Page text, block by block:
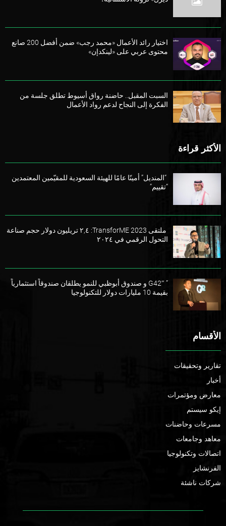
اختيار رائد الأعمال «محمد رجب» ضمن أفضل 200 صانع
محتوى عربي على «لينكدإن»
السبت المقبل.. حاضنة رواق أسيوط تطلق جلسة من
الفكرة إلى النجاح لدعم رواد الأعمال
الأكثر قراءة
“المنديل” أمينًا عامًا للهيئة السعودية للمقيّمين المعتمدين
“تقييم”
ملتقى TransforME 2023: ٢,٤ تريليون دولار حجم صناعة
التحول الرقمي في ٢٠٢٤
” G42″ و صندوق أبوظبي للنمو يطلقان صندوقاً استثمارياً
بقيمة 10 مليارات دولار للتكنولوجيا
الأقسام
تقارير وتحقيقات
أخبار
معارض ومؤتمرات
إيكو سيستم
مسرعات وحاضنات
معاهد وجامعات
اتصالات وتكنولوجيا
الفرنشايز
شركات ناشئة